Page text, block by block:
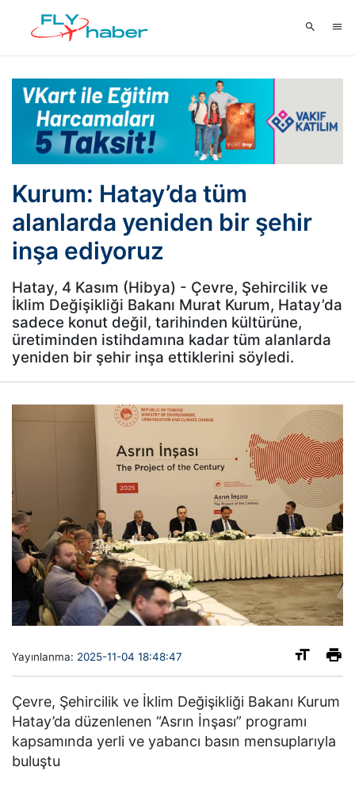
Kurum: Hatay’da tüm
alanlarda yeniden bir şehir
inşa ediyoruz
Hatay, 4 Kasım (Hibya) - Çevre, Şehircilik ve
İklim Değişikliği Bakanı Murat Kurum, Hatay’da
sadece konut değil, tarihinden kültürüne,
üretiminden istihdamına kadar tüm alanlarda
yeniden bir şehir inşa ettiklerini söyledi.
Yayınlanma: 2025-11-04 18:48:47
Çevre, Şehircilik ve İklim Değişikliği Bakanı Kurum
Hatay’da düzenlenen “Asrın İnşası” programı
kapsamında yerli ve yabancı basın mensuplarıyla
buluştu